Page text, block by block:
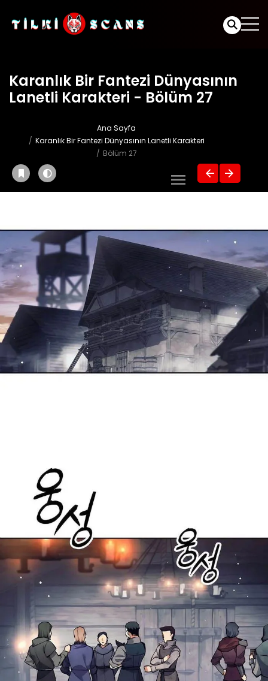
Karanlık Bir Fantezi Dünyasının
Lanetli Karakteri - Bölüm 27
Ana Sayfa
Karanlık Bir Fantezi Dünyasının Lanetli Karakteri
Bölüm 27